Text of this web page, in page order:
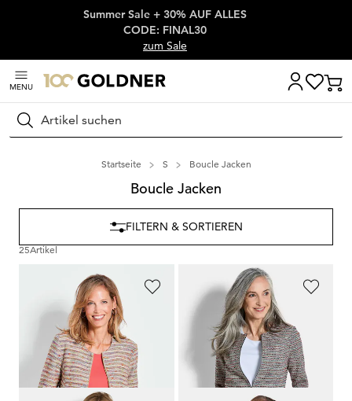
Überspringe Navigation, direkt zum Content
Summer Sale + 30% AUF ALLES
CODE: FINAL30
zum Sale
MENU
Suchen
Startseite S Boucle Jacken
Boucle Jacken
25Artikel
FILTERN & SORTIEREN
Bouclé-Jacke im Ringel-Look
99,95 €139,95 €
30-Tage-Bestpreis**: 109,95 €
GOLDNER
Jersey-Blazer in Bouclé-Optik
79,95 €139,95 €
30-Tage-Bestpreis**: 89,95 € (-11%)